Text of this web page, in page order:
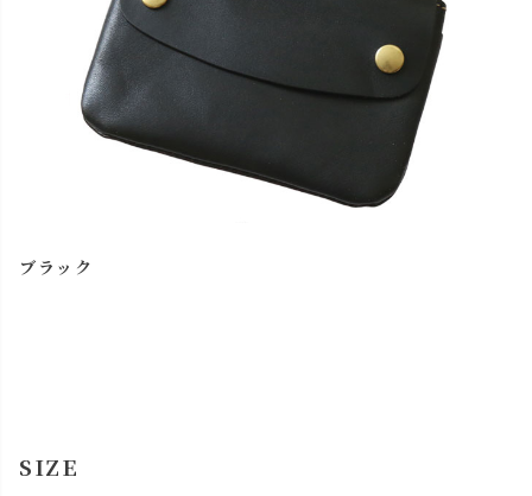
ブラック
SIZE